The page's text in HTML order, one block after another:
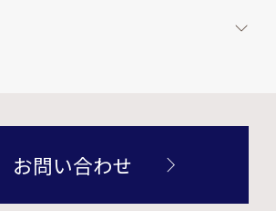
お問い合わせ